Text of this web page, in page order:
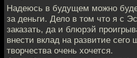
Надеюсь в будущем можно
за деньги. Дело в том что я с
заказать, да и блюрэй
внести вклад на развитие сего
творчества очень хочется.